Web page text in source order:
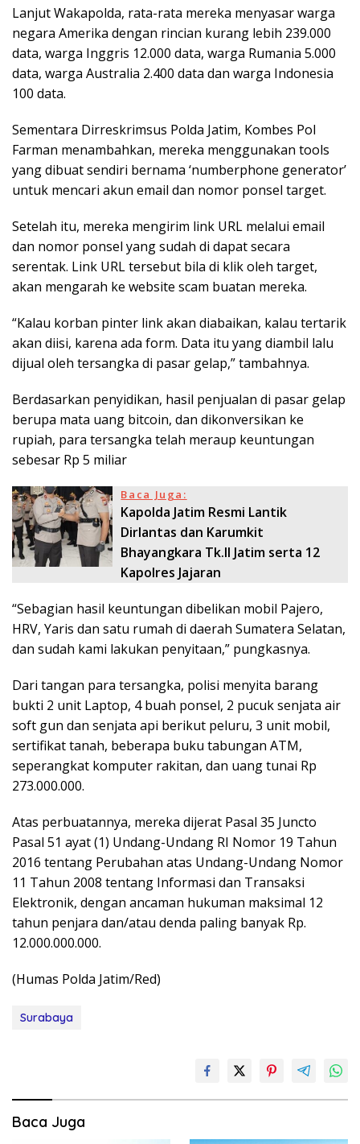
Lanjut Wakapolda, rata-rata mereka menyasar warga
negara Amerika dengan rincian kurang lebih 239.000
data, warga Inggris 12.000 data, warga Rumania 5.000
data, warga Australia 2.400 data dan warga Indonesia
100 data.
Sementara Dirreskrimsus Polda Jatim, Kombes Pol
Farman menambahkan, mereka menggunakan tools
yang dibuat sendiri bernama ‘numberphone generator’
untuk mencari akun email dan nomor ponsel target.
Setelah itu, mereka mengirim link URL melalui email
dan nomor ponsel yang sudah di dapat secara
serentak. Link URL tersebut bila di klik oleh target,
akan mengarah ke website scam buatan mereka.
“Kalau korban pinter link akan diabaikan, kalau tertarik
akan diisi, karena ada form. Data itu yang diambil lalu
dijual oleh tersangka di pasar gelap,” tambahnya.
Berdasarkan penyidikan, hasil penjualan di pasar gelap
berupa mata uang bitcoin, dan dikonversikan ke
rupiah, para tersangka telah meraup keuntungan
sebesar Rp 5 miliar
Baca Juga:
Kapolda Jatim Resmi Lantik
Dirlantas dan Karumkit
Bhayangkara Tk.II Jatim serta 12
Kapolres Jajaran
“Sebagian hasil keuntungan dibelikan mobil Pajero,
HRV, Yaris dan satu rumah di daerah Sumatera Selatan,
dan sudah kami lakukan penyitaan,” pungkasnya.
Dari tangan para tersangka, polisi menyita barang
bukti 2 unit Laptop, 4 buah ponsel, 2 pucuk senjata air
soft gun dan senjata api berikut peluru, 3 unit mobil,
sertifikat tanah, beberapa buku tabungan ATM,
seperangkat komputer rakitan, dan uang tunai Rp
273.000.000.
Atas perbuatannya, mereka dijerat Pasal 35 Juncto
Pasal 51 ayat (1) Undang-Undang RI Nomor 19 Tahun
2016 tentang Perubahan atas Undang-Undang Nomor
11 Tahun 2008 tentang Informasi dan Transaksi
Elektronik, dengan ancaman hukuman maksimal 12
tahun penjara dan/atau denda paling banyak Rp.
12.000.000.000.
(Humas Polda Jatim/Red)
Surabaya
Baca Juga